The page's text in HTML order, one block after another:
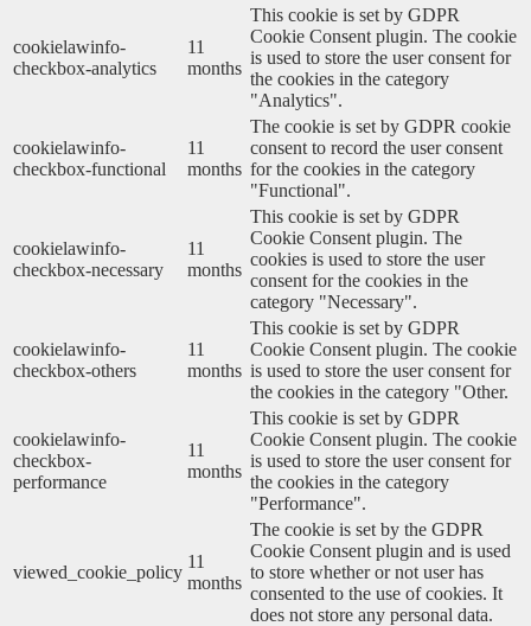
cookielawinfo-
checkbox-analytics
11
months
This cookie is set by GDPR
Cookie Consent plugin. The cookie
is used to store the user consent for
the cookies in the category
"Analytics".
cookielawinfo-
checkbox-functional
11
months
The cookie is set by GDPR cookie
consent to record the user consent
for the cookies in the category
"Functional".
cookielawinfo-
checkbox-necessary
11
months
This cookie is set by GDPR
Cookie Consent plugin. The
cookies is used to store the user
consent for the cookies in the
category "Necessary".
cookielawinfo-
checkbox-others
11
months
This cookie is set by GDPR
Cookie Consent plugin. The cookie
is used to store the user consent for
the cookies in the category "Other.
cookielawinfo-
checkbox-
performance
11
months
This cookie is set by GDPR
Cookie Consent plugin. The cookie
is used to store the user consent for
the cookies in the category
"Performance".
viewed_cookie_policy
11
months
The cookie is set by the GDPR
Cookie Consent plugin and is used
to store whether or not user has
consented to the use of cookies. It
does not store any personal data.